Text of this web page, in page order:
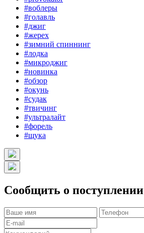
#воблеры
#голавль
#джиг
#жерех
#зимний спиннинг
#лодка
#микроджиг
#новинка
#обзор
#окунь
#судак
#твичинг
#ультралайт
#форель
#щука
Сообщить о поступлении